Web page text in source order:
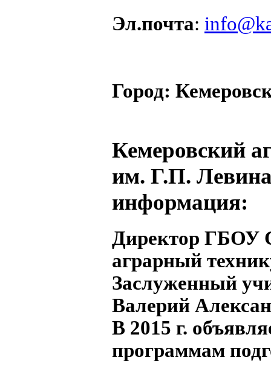
Эл.почта:
Город:
Кемеровский
им. Г.П.
информация:
Директор ГБОУ
аграрный
Заслуженный
Валерий
В 2015 г.
программам